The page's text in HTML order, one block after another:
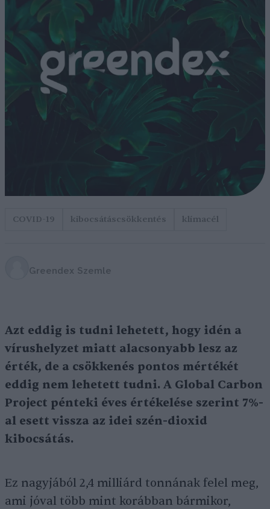
COVID-19 kibocsátáscsökkentés klímacél
Greendex Szemle
Azt eddig is tudni lehetett, hogy idén a
vírushelyzet miatt alacsonyabb lesz az
érték, de a csökkenés pontos mértékét
eddig nem lehetett tudni. A Global Carbon
Project pénteki éves értékelése szerint 7%-
al esett vissza az idei szén-dioxid
kibocsátás.
Ez nagyjából 2,4 milliárd tonnának felel meg,
ami jóval több mint korábban bármikor,